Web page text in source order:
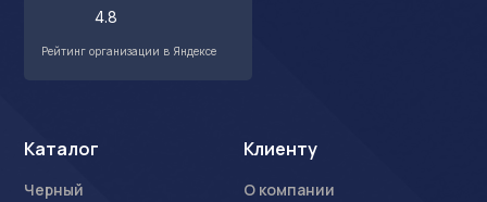
4.8
Рейтинг организации в Яндексе
Каталог
Черный
Клиенту
О компании